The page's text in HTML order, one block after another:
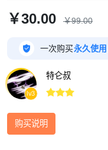
￥30.00 ￥99.00
 一次购买永久使用
lv3
特仑叔

购买说明